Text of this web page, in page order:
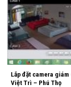
Lắp đặt camera
Việt Trì – Phú Thọ